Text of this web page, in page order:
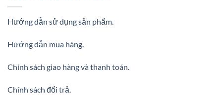
Hướng dẫn sử dụng sản phẩm.
Hướng dẫn mua hàng.
Chính sách giao hàng và thanh toán.
Chính sách đổi trả.